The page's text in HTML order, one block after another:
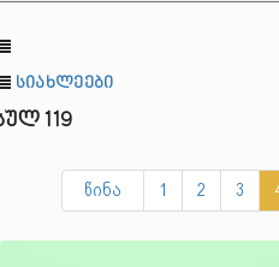
სიახლეები
119
წინა 1 2 3